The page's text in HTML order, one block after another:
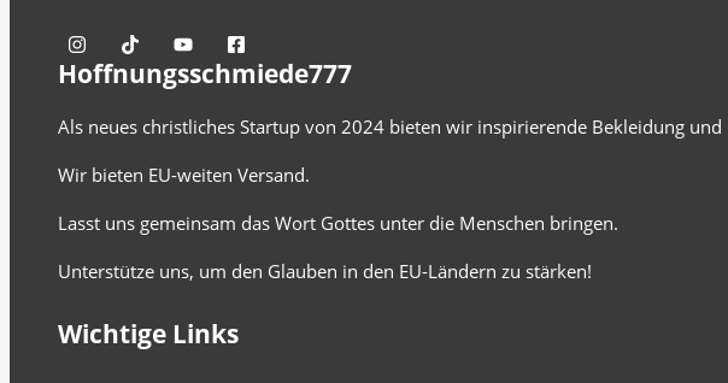
Hoffnungsschmiede777
Als neues christliches Startup von 2024 bieten wir inspirierende Bekleidung
Wir bieten EU-weiten Versand.
Lasst uns gemeinsam das Wort Gottes unter die Menschen bringen.
Unterstütze uns, um den Glauben in den EU-Ländern zu stärken!
Wichtige Links